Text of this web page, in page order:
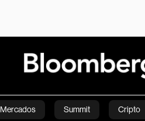
Mercados Summit Cripto